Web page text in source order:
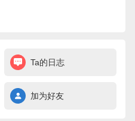
Ta的日志
加为好友